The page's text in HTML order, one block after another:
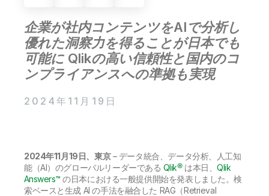
Back
コミュニティ
カスタマーサポート
カスタマーポータル
製品関連
Back
企業情報
採用情報
ニュースルーム
事業所 / 連絡先
Back
Qlik
Qlik のデータ統合とデータ分析の価値を最大化
すべての製品
トな意思決定を促進します。
データ分析の価格
適切なデータ分析プランで、より優れたインサイトを獲得し、ビジネス成果
の達成をサポートします。
リソースライブラリ
コミュニティ
企業が社内コンテンツをAIで分析し
優れた洞察力を得ることが日本でも
可能に Qlikの高い信頼性と国内のコ
ンプライアンスへの準拠も実現
2024年11月19日
2024年11月19日、東京– データ統合、データ分析、人工知
能（AI）のグローバルリーダーであるQlik®は本日、Qlik
Answers™ の日本における一般提供開始を発表しました。検
索ベースと生成 AI の手法を融合した RAG（Retrieval